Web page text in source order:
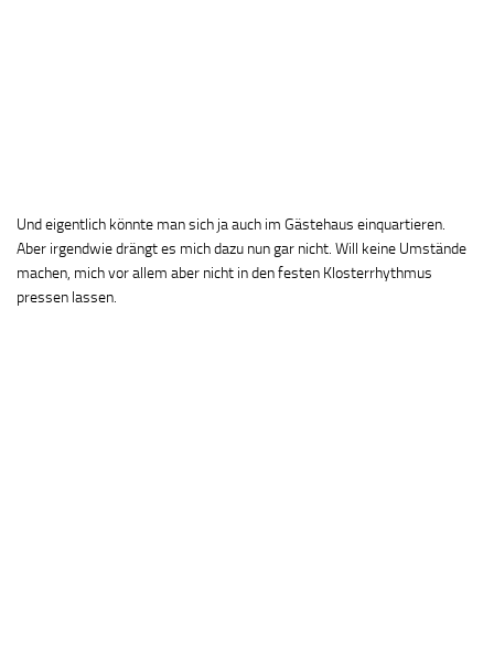
Und eigentlich könnte man sich ja auch im Gästehaus einquartieren.
Aber irgendwie drängt es mich dazu nun gar nicht. Will keine Umstände
machen, mich vor allem aber nicht in den festen Klosterrhythmus
pressen lassen.